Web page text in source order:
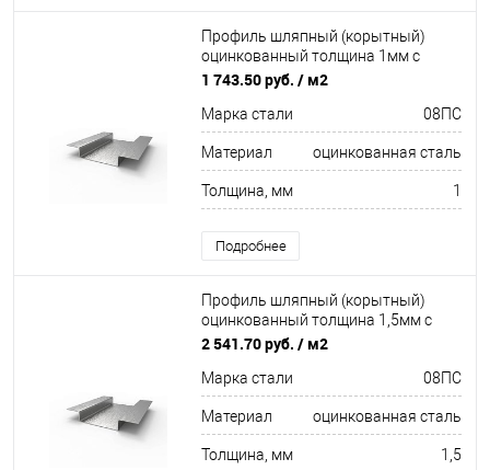
Профиль шляпный (корытный)
оцинкованный толщина 1мм с
отверстиями
1 743.50 руб. / м2
Марка стали 08ПC
Материал оцинкованная сталь
Толщина, мм 1
Подробнее
Профиль шляпный (корытный)
оцинкованный толщина 1,5мм с
отверстиями
2 541.70 руб. / м2
Марка стали 08ПC
Материал оцинкованная сталь
Толщина, мм 1,5